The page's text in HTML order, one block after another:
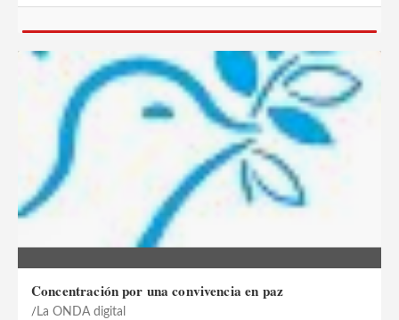
Concentración por una convivencia en paz
La ONDA digital